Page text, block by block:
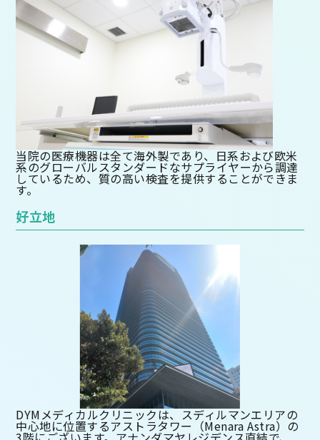
当院の医療機器は全て海外製であり、日系および欧米
系のグローバルスタンダードなサプライヤーから調達
しているため、質の高い検査を提供することができま
す。
好立地
DYMメディカルクリニックは、スディルマンエリアの
中心地に位置するアストラタワー（Menara Astra）の